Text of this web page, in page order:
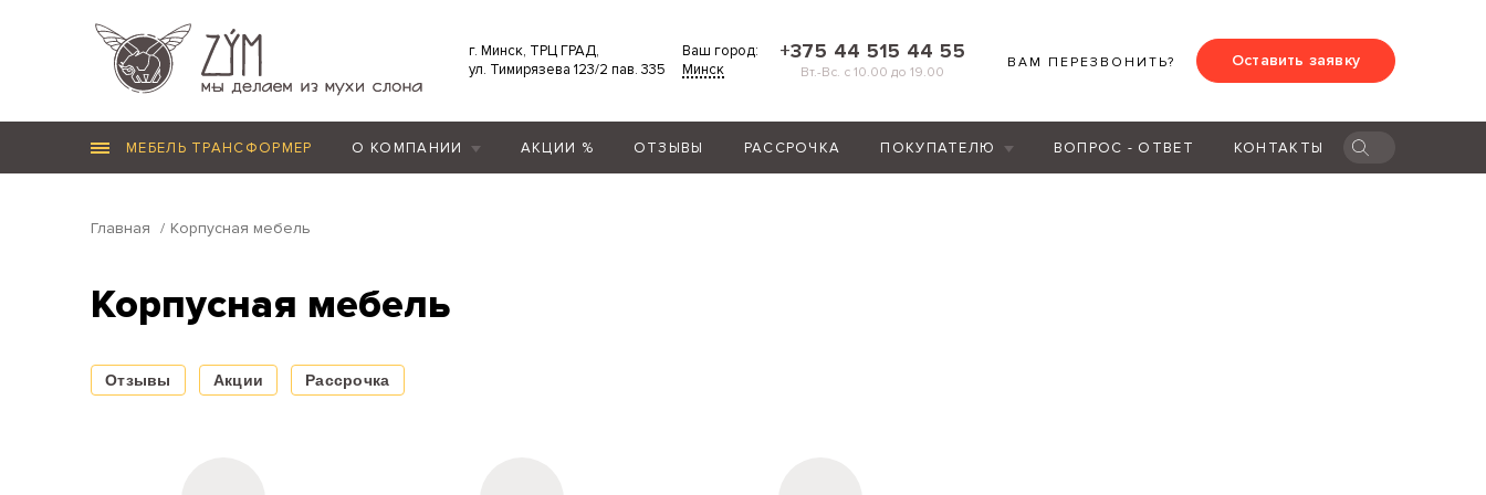
г. Минск, ТРЦ ГРАД,
ул. Тимирязева 123/2 пав. 335
Ваш город:
Минск
+375 44 515 44 55
Вт.-Вс. с 10.00 до 19.00
ВАМ ПЕРЕЗВОНИТЬ? Оставить заявку
МЕБЕЛЬ ТРАНСФОРМЕР О КОМПАНИИ АКЦИИ % ОТЗЫВЫ РАССРОЧКА ПОКУПАТЕЛЮ ВОПРОС - ОТВЕТ КОНТАКТЫ
Главная Корпусная мебель
Корпусная мебель
Отзывы Акции Рассрочка